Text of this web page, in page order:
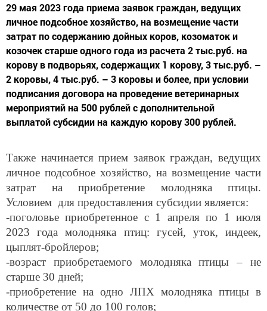
29 мая 2023 года приема заявок граждан, ведущих
личное подсобное хозяйство, на возмещение части
затрат по содержанию дойных коров, козоматок и
козочек старше одного года из расчета 2 тыс.руб. на
корову в подворьях, содержащих 1 корову, 3 тыс.руб. –
2 коровы, 4 тыс.руб. – 3 коровы и более, при условии
подписания договора на проведение ветеринарных
мероприятий на 500 рублей с дополнительной
выплатой субсидии на каждую корову 300 рублей.
Также начинается прием заявок граждан, ведущих
личное подсобное хозяйство, на возмещение части
затрат на приобретение молодняка птицы.
Условием для предоставления субсидии является:
-поголовье приобретенное с 1 апреля по 1 июля
2023 года молодняка птиц: гусей, уток, индеек,
цыплят-бройлеров;
-возраст приобретаемого молодняка птицы – не
старше 30 дней;
-приобретение на одно ЛПХ молодняка птицы в
количестве от 50 до 100 голов;